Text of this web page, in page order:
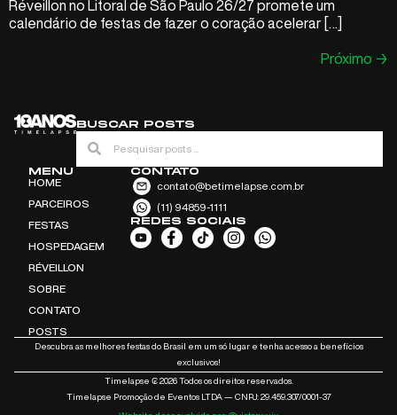
Réveillon no Litoral de São Paulo 26/27 promete um
calendário de festas de fazer o coração acelerar […]
Próximo →
BUSCAR POSTS
MENU
HOME
PARCEIROS
FESTAS
HOSPEDAGEM
RÉVEILLON
SOBRE
CONTATO
POSTS
CONTATO
contato@betimelapse.com.br
(11) 94859-1111
REDES SOCIAIS
Descubra as melhores festas do Brasil em um só lugar e tenha acesso a benefícios
exclusivos!
Timelapse ₢ 2026 Todos os direitos reservados.
Timelapse Promoção de Eventos LTDA — CNPJ: 29.459.307/0001-37